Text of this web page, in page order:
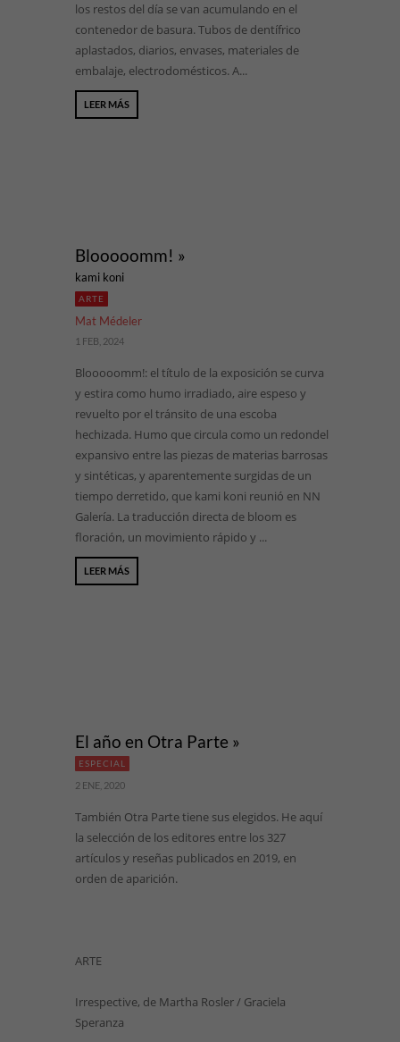
los restos del día se van acumulando en el
contenedor de basura. Tubos de dentífrico
aplastados, diarios, envases, materiales de
embalaje, electrodomésticos. A...
LEER MÁS
Blooooomm! »
kami koni
ARTE
Mat Médeler
1 FEB, 2024
Blooooomm!: el título de la exposición se curva
y estira como humo irradiado, aire espeso y
revuelto por el tránsito de una escoba
hechizada. Humo que circula como un redondel
expansivo entre las piezas de materias barrosas
y sintéticas, y aparentemente surgidas de un
tiempo derretido, que kami koni reunió en NN
Galería. La traducción directa de bloom es
floración, un movimiento rápido y ...
LEER MÁS
El año en Otra Parte »
ESPECIAL
2 ENE, 2020
También Otra Parte tiene sus elegidos. He aquí
la selección de los editores entre los 327
artículos y reseñas publicados en 2019, en
orden de aparición.
ARTE
Irrespective, de Martha Rosler / Graciela
Speranza